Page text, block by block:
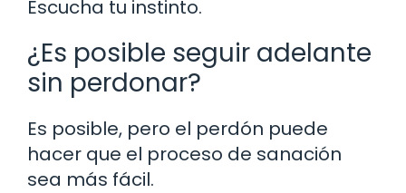
Escucha tu instinto.
¿Es posible seguir adelante
sin perdonar?
Es posible, pero el perdón puede
hacer que el proceso de sanación
sea más fácil.